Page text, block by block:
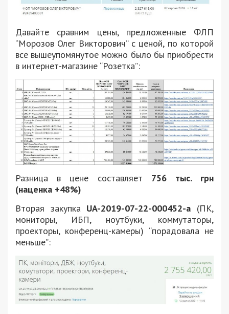
Давайте сравним цены, предложенные ФЛП
“Морозов Олег Викторович” с ценой, по которой
все вышеупомянутое можно было бы приобрести
в интернет-магазине “Розетка”:
Разница в цене составляет 756 тыс. грн
(наценка +48%)
Вторая закупка UA-2019-07-22-000452-a (ПК,
мониторы, ИБП, ноутбуки, коммутаторы,
проекторы, конференц-камеры) “порадовала не
меньше”: